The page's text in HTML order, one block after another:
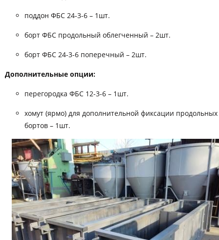
поддон ФБС 24-3-6 – 1шт.
борт ФБС продольный облегченный – 2шт.
борт ФБС 24-3-6 поперечный – 2шт.
Дополнительные опции:
перегородка ФБС 12-3-6 – 1шт.
хомут (ярмо) для дополнительной фиксации продольных
бортов – 1шт.